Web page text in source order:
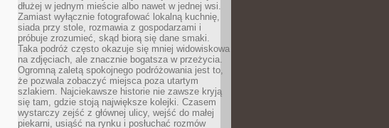
dłużej w jednym mieście albo nawet w jednej wsi.
Zamiast wyłącznie fotografować lokalną kuchnię,
siada przy stole, rozmawia z gospodarzami i
próbuje zrozumieć, skąd biorą się dane smaki.
Taka podróż często okazuje się mniej widowiskowa
na zdjęciach, ale znacznie bogatsza w przeżycia.
Ogromną zaletą spokojnego podróżowania jest to,
że pozwala zobaczyć miejsca poza utartym
szlakiem. Najciekawsze historie nie zawsze kryją
się tam, gdzie stoją największe kolejki. Czasem
wystarczy zejść z głównej ulicy, wejść do małej
piekarni, usiąść na rynku i posłuchać rozmów